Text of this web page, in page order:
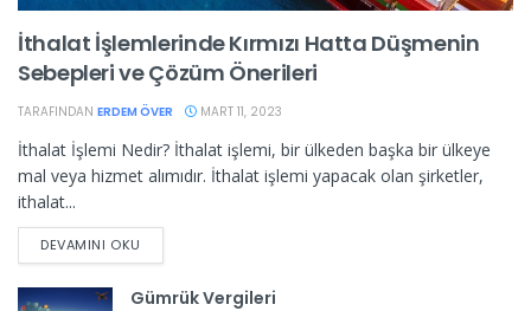
İthalat İşlemlerinde Kırmızı Hatta Düşmenin
Sebepleri ve Çözüm Önerileri
TARAFINDAN ERDEM ÖVER MART 11, 2023
İthalat İşlemi Nedir? İthalat işlemi, bir ülkeden başka bir ülkeye
mal veya hizmet alımıdır. İthalat işlemi yapacak olan şirketler,
ithalat...
DEVAMINI OKU
Gümrük Vergileri